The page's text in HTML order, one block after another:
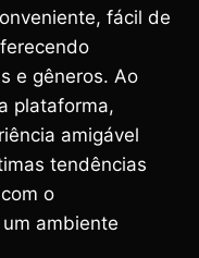
fácil de
e gêneros. Ao
plataforma,
amigável
tendências
o
ambiente